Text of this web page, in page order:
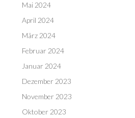
Mai 2024
April 2024
März 2024
Februar 2024
Januar 2024
Dezember 2023
November 2023
Oktober 2023